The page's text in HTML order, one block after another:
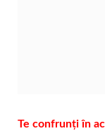
Te confrunți în